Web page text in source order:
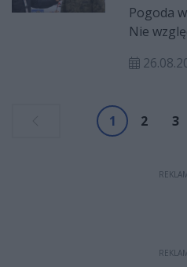
Pogoda
Nie
lotnictwa
1 2 3